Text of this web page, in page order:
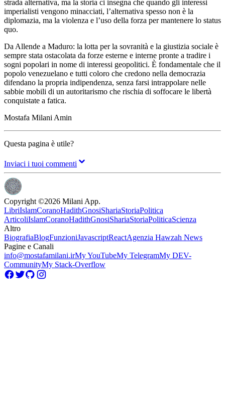
strada alternativa, ma la storia ci insegna che quando gli interessi
imperialisti vengono minacciati, l’alternativa spesso non è la
diplomazia, ma la violenza e l’uso della forza per mantenere lo status
quo.
Da Allende a Maduro: la lotta per la sovranità e la giustizia sociale è
sempre stata ostacolata da forze esterne e interne pronte a tradire i
sogni popolari in nome di interessi geopolitici. È fondamentale che il
popolo venezuelano e tutti coloro che credono nella democrazia
difendano la propria indipendenza, senza farsi intrappolare nelle
sabbie mobili di un autoritarismo che rischia di soffocare le libertà
conquistate a fatica.
Mostafa Milani Amin
Questa pagina è utile?
Inviaci i tuoi commenti
Copyright ©2026 Milani App.
LibriIslamCoranoHadithGnosiShariaStoriaPolitica
ArticoliIslamCoranoHadithGnosiShariaStoriaPoliticaScienza
Altro
BiografiaBlogFunzioniJavascriptReactAgenzia Hawzah News
Pagine e Canali
info@mostafamilani.irMy YouTubeMy TelegramMy DEV-
CommunityMy Stack-Overflow